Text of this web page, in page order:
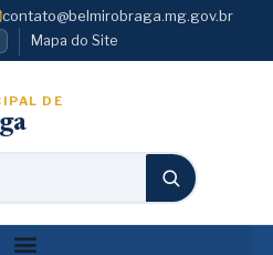
contato@belmirobraga.mg.gov.br
Mapa do Site
DE